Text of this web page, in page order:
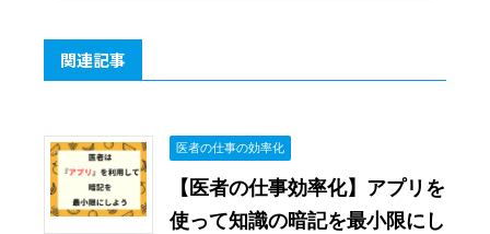
関連記事
医者の仕事の効率化
【医者の仕事効率化】アプリを
使って知識の暗記を最小限にし